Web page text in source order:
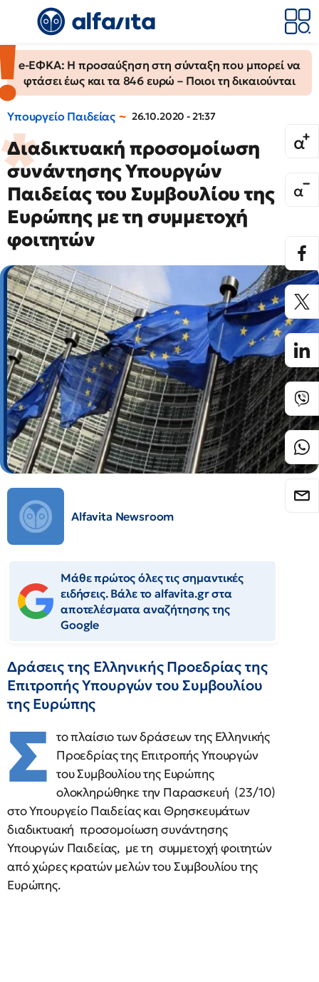
e-ΕΦΚΑ: Η προσαύξηση στη σύνταξη που μπορεί να
φτάσει έως και τα 846 ευρώ – Ποιοι τη δικαιούνται
Υπουργείο Παιδείας 26.10.2020 - 21:37
Διαδικτυακή προσομοίωση
συνάντησης Υπουργών
Παιδείας του Συμβουλίου της
Ευρώπης με τη συμμετοχή
φοιτητών
Alfavita Newsroom
Μάθε πρώτος όλες τις σημαντικές
ειδήσεις. Βάλε το alfavita.gr στα
αποτελέσματα αναζήτησης της
Google
Δράσεις της Ελληνικής Προεδρίας της
Επιτροπής Υπουργών του Συμβουλίου
της Ευρώπης
Σ το πλαίσιο των δράσεων της Ελληνικής
Προεδρίας της Επιτροπής Υπουργών
του Συμβουλίου της Ευρώπης
ολοκληρώθηκε την Παρασκευή (23/10)
στο Υπουργείο Παιδείας και Θρησκευμάτων
διαδικτυακή προσομοίωση συνάντησης
Υπουργών Παιδείας, με τη συμμετοχή φοιτητών
από χώρες κρατών μελών του Συμβουλίου της
Ευρώπης.